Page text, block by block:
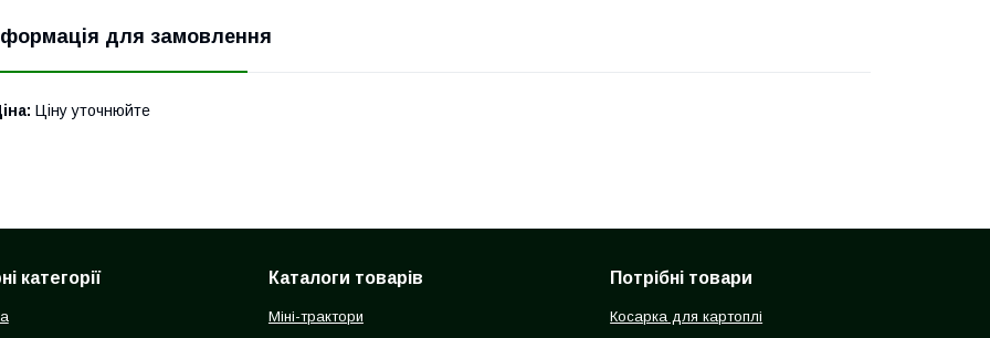
для замовлення
Ціну уточнюйте
категорії Каталоги товарів
Міні-трактори
Потрібні товари
Косарка для картоплі